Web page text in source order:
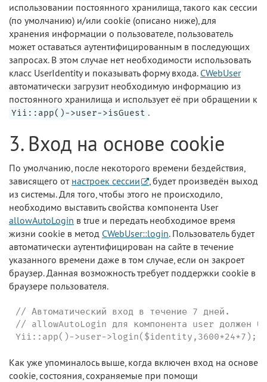
использовании постоянного хранилища, такого как сессии
(по умолчанию) и/или cookie (описано ниже), для
хранения информации о пользователе, пользователь
может оставаться аутентифицированным в последующих
запросах. В этом случае нет необходимости использовать
класс UserIdentity и показывать форму входа. CWebUser
автоматически загрузит необходимую информацию из
постоянного хранилища и использует её при обращении к
Yii::app()->user->isGuest .
3. Вход на основе cookie
По умолчанию, после некоторого времени бездействия,
зависящего от настроек сессии
, будет произведён выход
из системы. Для того, чтобы этого не происходило,
необходимо выставить свойства компонента User
allowAutoLogin в true и передать необходимое время
жизни cookie в метод CWebUser::login. Пользователь будет
автоматически аутентифицирован на сайте в течение
указанного времени даже в том случае, если он закроет
браузер. Данная возможность требует поддержки cookie в
браузере пользователя.
// Автоматический вход в течение 7 дней.
// allowAutoLogin для компонента user должен
Yii::app()->user->login($identity,3600*24*7);
Как уже упоминалось выше, когда включен вход на основе
cookie, состояния, сохраняемые при помощи